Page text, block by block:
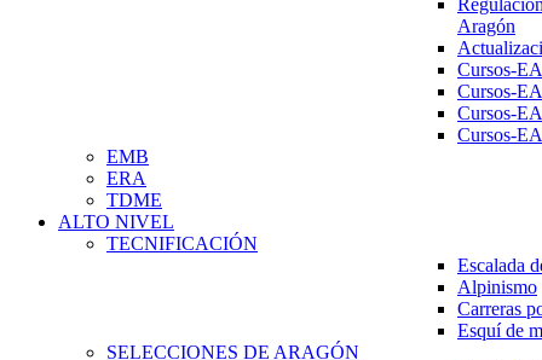
Aragón
Cursos-
Cursos-
Cursos-
Cursos-
EMB
ERA
TDME
ALTO NIVEL
TECNIFICACIÓN
Escalada
Alpinismo
Carreras
Esquí de
SELECCIONES DE ARAGÓN